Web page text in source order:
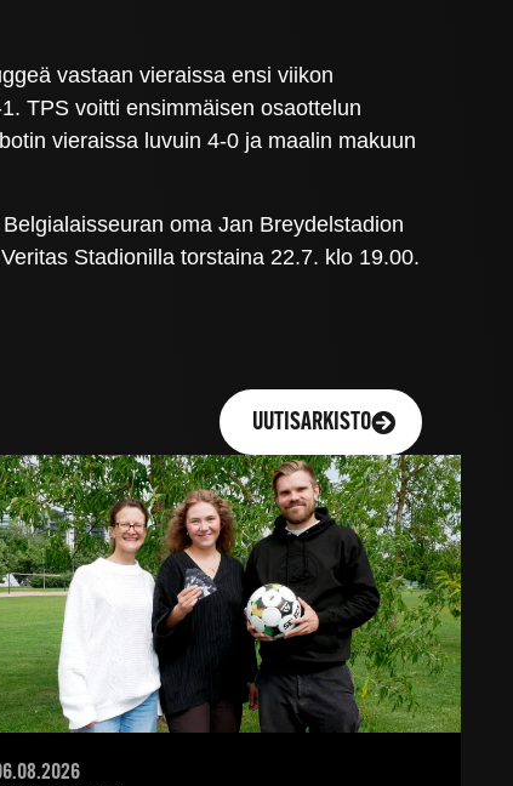
vastaan vieraissa ensi viikon
TPS voitti ensimmäisen osaottelun
vieraissa luvuin 4-0 ja maalin makuun
oma Jan Breydelstadion
Stadionilla torstaina 22.7. klo 19.00.
UUTISARKISTO